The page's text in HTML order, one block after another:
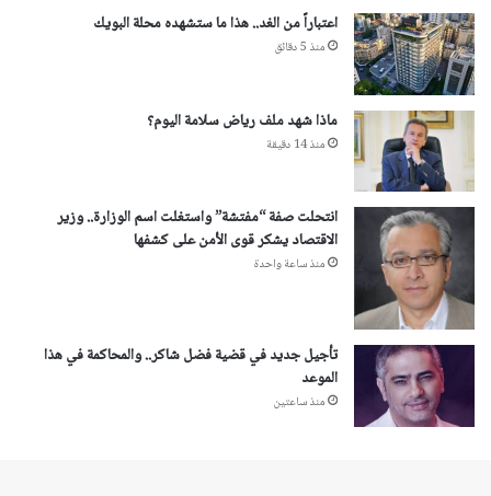
اعتباراً من الغد.. هذا ما ستشهده محلة البويك
منذ 5 دقائق
ماذا شهد ملف رياض سلامة اليوم؟
منذ 14 دقيقة
انتحلت صفة “مفتشة” واستغلت اسم الوزارة.. وزير
الاقتصاد يشكر قوى الأمن على كشفها
منذ ساعة واحدة
تأجيل جديد في قضية فضل شاكر.. والمحاكمة في هذا
الموعد
منذ ساعتين